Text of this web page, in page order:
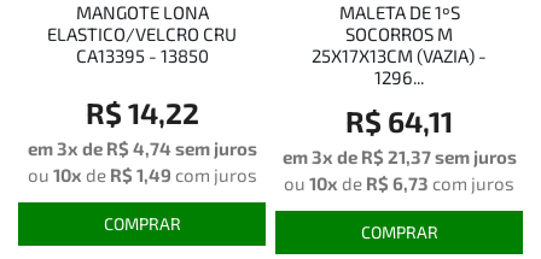
MANGOTE LONA
ELASTICO/VELCRO CRU
CA13395 - 13850
R$ 14,22
em 3x de R$ 4,74 sem juros
ou 10x de R$ 1,49 com juros
COMPRAR
MALETA DE 1ºS
SOCORROS M
25X17X13CM (VAZIA) -
1296...
R$ 64,11
em 3x de R$ 21,37sem juros
ou 10x de R$ 6,73 com juros
COMPRAR